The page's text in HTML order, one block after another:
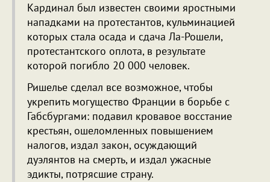
Кардинал был известен своими яростными
нападками на протестантов, кульминацией
которых стала осада и сдача Ла-Рошели,
протестантского оплота, в результате
которой погибло 20 000 человек.
Ришелье сделал все возможное, чтобы
укрепить могущество Франции в борьбе с
Габсбургами: подавил кровавое восстание
крестьян, ошеломленных повышением
налогов, издал закон, осуждающий
дуэлянтов на смерть, и издал ужасные
эдикты, потрясшие страну.